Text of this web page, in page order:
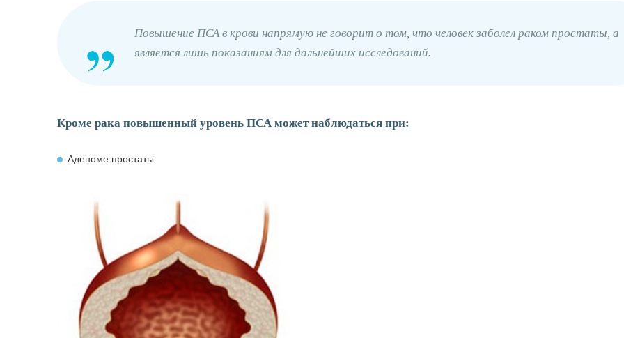
Повышение ПСА в крови напрямую не говорит о том, что человек заболел раком простаты, а
является лишь показаниям для дальнейших исследований.
Кроме рака повышенный уровень ПСА может наблюдаться при:
Аденоме простаты